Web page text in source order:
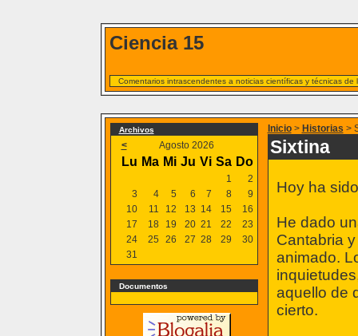
Ciencia 15
Comentarios intrascendentes a noticias científicas y técnicas de
Archivos
< Agosto 2026
Lu Ma Mi Ju Vi Sa Do
1
2
3
4 5 6 7 8
9
10
11 12 13 14 15
16
17
18 19 20 21 22
23
24
25 26 27 28 29
30
31
Documentos
Inicio> Historias >
Sixtina
Hoy ha
He dado
Cantabria
animado.
aquello de
cierto.